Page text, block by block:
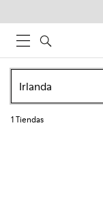
1Tiendas